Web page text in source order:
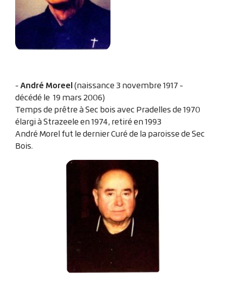
-André Moreel(naissance 3 novembre 1917 -
décédé le 19 mars 2006)
Temps de prêtre à Sec bois avec Pradelles de 1970
élargi à Strazeele en 1974, retiré en 1993
André Morel fut le dernier Curé de la paroisse de Sec
Bois.